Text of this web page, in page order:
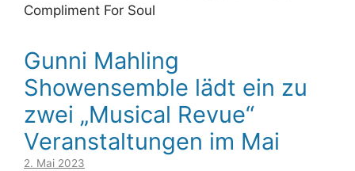
Compliment For Soul
Gunni Mahling
Showensemble lädt ein zu
zwei „Musical Revue“
Veranstaltungen im Mai
2. Mai 2023